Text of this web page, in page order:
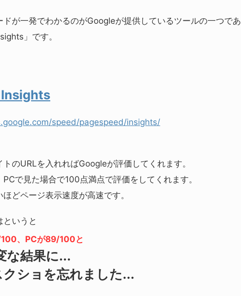
ドが一発でわかるのがGoogleが提供しているツールの一つであ
」です。
speed/pagespeed/insights/
のURLを入れればGoogleが評価してくれます。
で見た場合で100点満点で評価をしてくれます。
どページ表示速度が高速です。
というと
、 PCが89/100 と
な結果に...
ショを忘れました...